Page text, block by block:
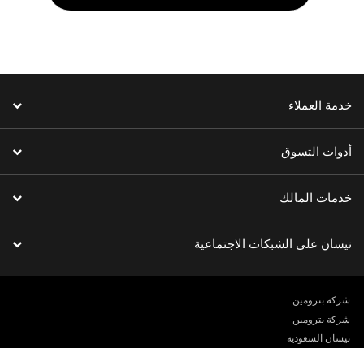
خدمة العملاء
أدوات التسوق
خدمات المالك
نيسان على الشبكات الاجتماعية
شركة بترومين
شركة بترومين
نيسان السعودية